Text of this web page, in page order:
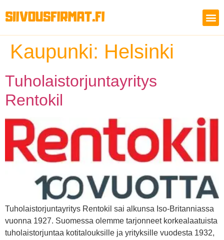
Kaupunki: Helsinki
Tuholaistorjuntayritys
Rentokil
Tuholaistorjuntayritys Rentokil sai alkunsa Iso-Britanniassa
vuonna 1927. Suomessa olemme tarjonneet korkealaatuista
tuholaistorjuntaa kotitalouksille ja yrityksille vuodesta 1932,